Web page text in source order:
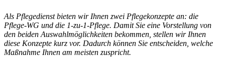
Als Pflegedienst bieten wir Ihnen zwei Pflegekonzepte an: die
Pflege-WG und die 1-zu-1-Pflege. Damit Sie eine Vorstellung von
den beiden Auswahlmöglichkeiten bekommen, stellen wir Ihnen
diese Konzepte kurz vor. Dadurch können Sie entscheiden, welche
Maßnahme Ihnen am meisten zuspricht.